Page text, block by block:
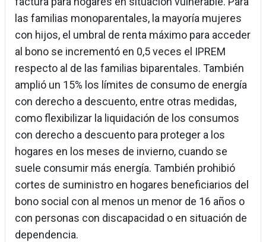
las familias monoparentales, la mayoría mujeres
con hijos, el umbral de renta máximo para acceder
al bono se incrementó en 0,5 veces el IPREM
respecto al de las familias biparentales. También
amplió un 15% los límites de consumo de energía
con derecho a descuento, entre otras medidas,
como flexibilizar la liquidación de los consumos
con derecho a descuento para proteger a los
hogares en los meses de invierno, cuando se
suele consumir más energía. También prohibió
cortes de suministro en hogares beneficiarios del
bono social con al menos un menor de 16 años o
con personas con discapacidad o en situación de
dependencia.